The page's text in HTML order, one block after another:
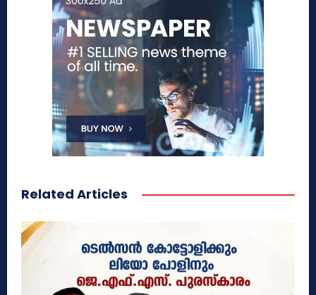
Related Articles